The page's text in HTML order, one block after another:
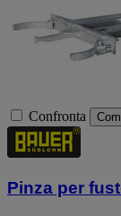
Confronta
Pinza per